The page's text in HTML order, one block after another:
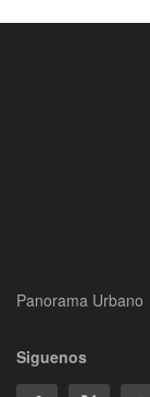
Panorama Urbano
Siguenos